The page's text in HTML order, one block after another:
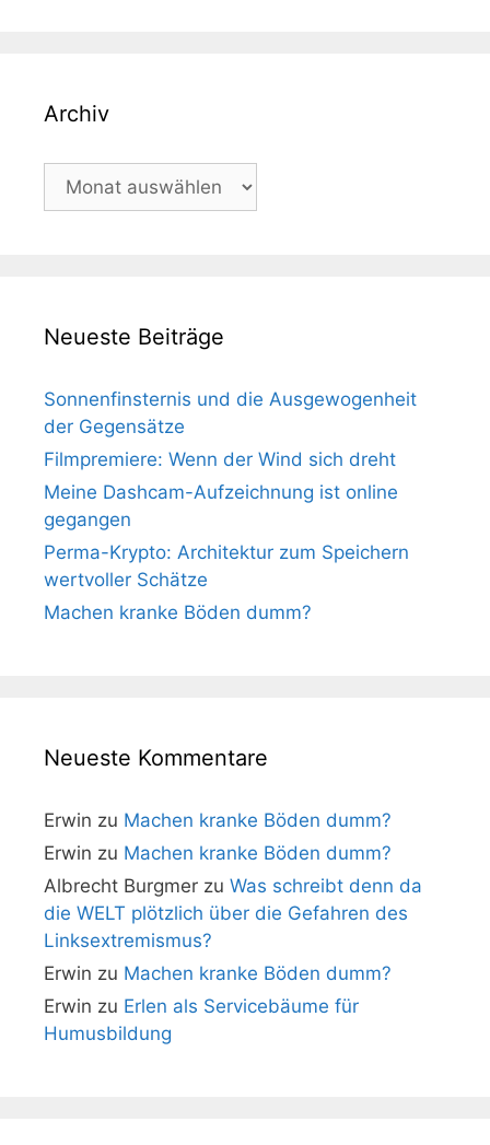
Archiv
Archiv
Neueste Beiträge
Sonnenfinsternis und die Ausgewogenheit
der Gegensätze
Filmpremiere: Wenn der Wind sich dreht
Meine Dashcam-Aufzeichnung ist online
gegangen
Perma-Krypto: Architektur zum Speichern
wertvoller Schätze
Machen kranke Böden dumm?
Neueste Kommentare
Erwin zu Machen kranke Böden dumm?
Erwin zu Machen kranke Böden dumm?
Albrecht Burgmer zu Was schreibt denn da
die WELT plötzlich über die Gefahren des
Linksextremismus?
Erwin zu Machen kranke Böden dumm?
Erwin zu Erlen als Servicebäume für
Humusbildung